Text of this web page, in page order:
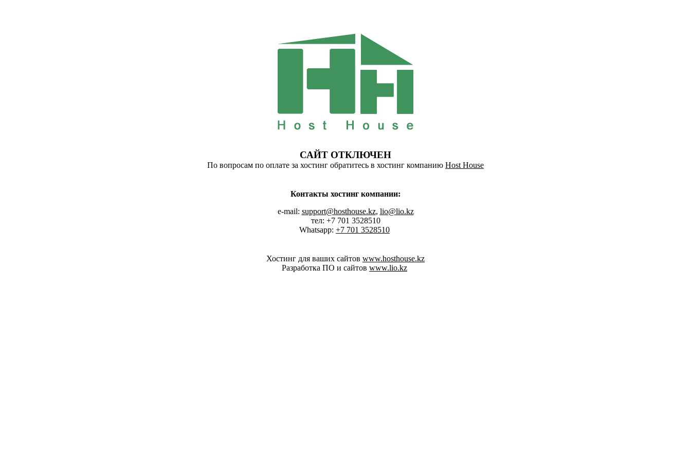
САЙТ ОТКЛЮЧЕН
По вопросам по оплате за хостинг обратитесь в хостинг компанию Host House
Контакты хостинг компании:
e-mail: support@hosthouse.kz, lio@lio.kz
тел: +7 701 3528510
Whatsapp: +7 701 3528510
Хостинг для ваших сайтов www.hosthouse.kz
Разработка ПО и сайтов www.lio.kz